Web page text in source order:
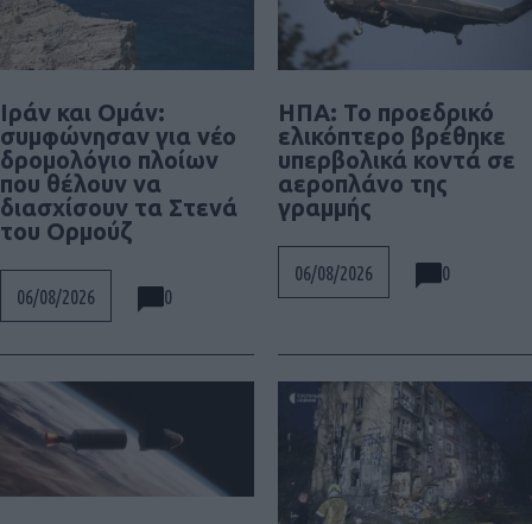
Ιράν και Ομάν:
συμφώνησαν για νέο
δρομολόγιο πλοίων
που θέλουν να
διασχίσουν τα Στενά
του Ορμούζ
06/08/2026 0
ΗΠΑ: Το προεδρικό
ελικόπτερο βρέθηκε
υπερβολικά κοντά σε
αεροπλάνο της
γραμμής
06/08/2026 0